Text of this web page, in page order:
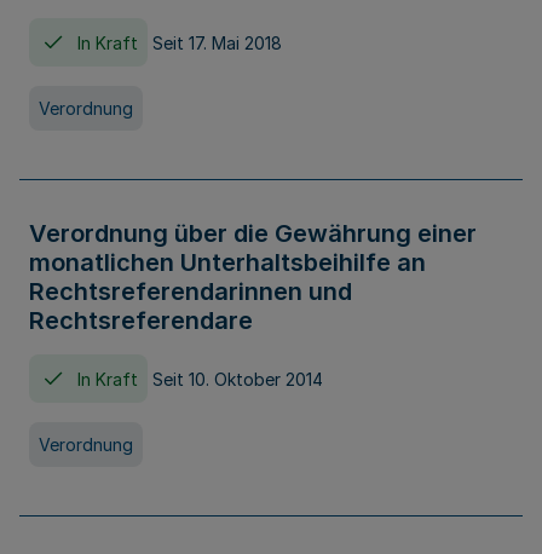
In Kraft Seit 17. Mai 2018
Verordnung
Verordnung über die Gewährung einer
monatlichen Unterhaltsbeihilfe an
Rechtsreferendarinnen und
Rechtsreferendare
In Kraft Seit 10. Oktober 2014
Verordnung